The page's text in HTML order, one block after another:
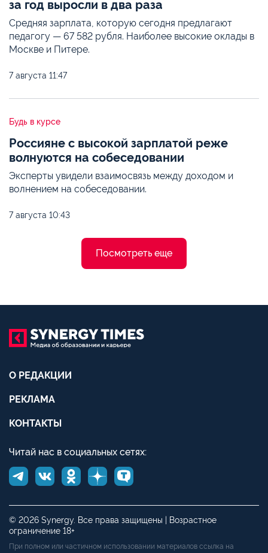
за год выросли в два раза
Средняя зарплата, которую сегодня предлагают
педагогу — 67 582 рубля. Наиболее высокие оклады в
Москве и Питере.
7 августа 11:47
Будь в курсе
Россияне с высокой зарплатой реже
волнуются на собеседовании
Эксперты увидели взаимосвязь между доходом и
волнением на собеседовании.
7 августа 10:43
Посмотреть еще
О РЕДАКЦИИ
РЕКЛАМА
КОНТАКТЫ
Читай нас в социальных сетях:
© 2026 Synergy. Все права защищены | Возрастное
ограничение 18+
При полном или частичном использовании материалов ссылка на